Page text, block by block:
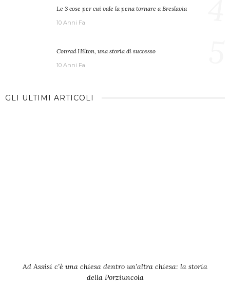
Le 3 cose per cui vale la pena tornare a Breslavia
10 Anni Fa
Conrad Hilton, una storia di successo
10 Anni Fa
GLI ULTIMI ARTICOLI
Ad Assisi c’è una chiesa dentro un’altra chiesa: la storia
della Porziuncola